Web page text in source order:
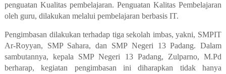
penguatan Kualitas pembelajaran. Penguatan Kalitas Pembelajaran
oleh guru, dilakukan melalui pembelajaran berbasis IT.
Pengimbasan dilakukan terhadap tiga sekolah imbas, yakni, SMPIT
Ar-Royyan, SMP Sahara, dan SMP Negeri 13 Padang. Dalam
sambutannya, kepala SMP Negeri 13 Padang, Zulparno, M.Pd
berharap, kegiatan pengimbasan ini diharapkan tidak hanya